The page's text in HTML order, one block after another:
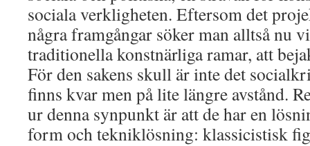
sociala verkligheten. Eftersom det
några framgångar söker man alltså nu
traditionella konstnärliga ramar, att
För den sakens skull är inte det
finns kvar men på lite längre avstånd.
ur denna synpunkt är att de har en
form och tekniklösning: klassicistisk